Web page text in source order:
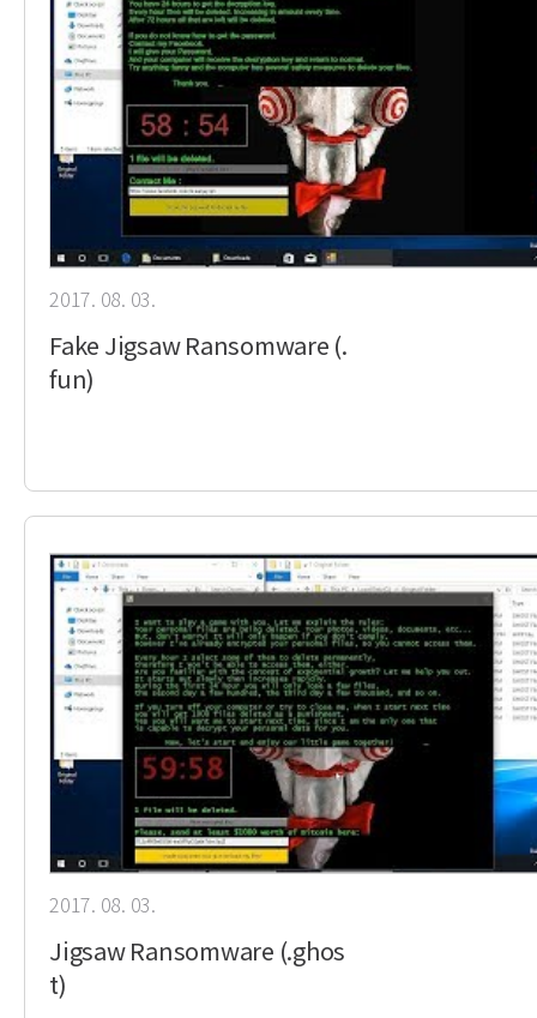
2017. 08. 03.
Fake Jigsaw Ransomware (.
fun)
2017. 08. 03.
Jigsaw Ransomware (.ghos
t)